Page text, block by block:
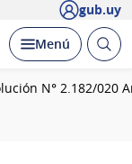
gub.uy
Desplegar
Menú Abrir
N° 2.182/020